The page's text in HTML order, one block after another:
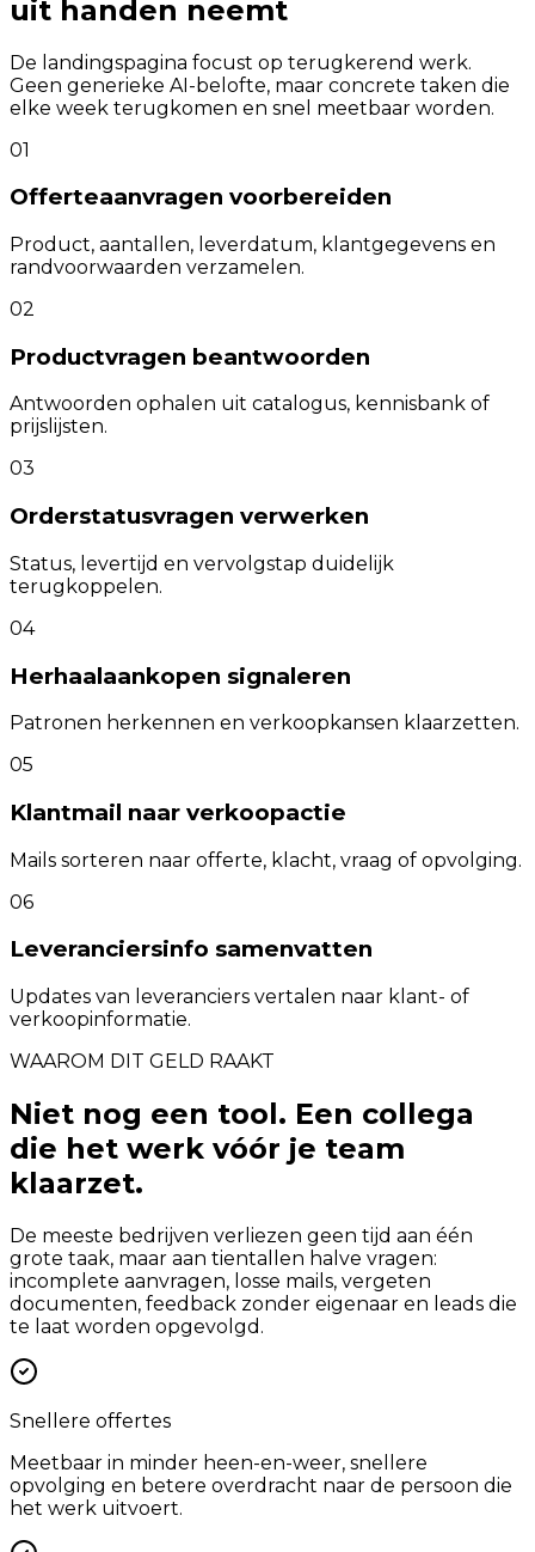
uit handen neemt
De landingspagina focust op terugkerend werk.
Geen generieke AI-belofte, maar concrete taken die
elke week terugkomen en snel meetbaar worden.
01
Offerteaanvragen voorbereiden
Product, aantallen, leverdatum, klantgegevens en
randvoorwaarden verzamelen.
02
Productvragen beantwoorden
Antwoorden ophalen uit catalogus, kennisbank of
prijslijsten.
03
Orderstatusvragen verwerken
Status, levertijd en vervolgstap duidelijk
terugkoppelen.
04
Herhaalaankopen signaleren
Patronen herkennen en verkoopkansen klaarzetten.
05
Klantmail naar verkoopactie
Mails sorteren naar offerte, klacht, vraag of opvolging.
06
Leveranciersinfo samenvatten
Updates van leveranciers vertalen naar klant- of
verkoopinformatie.
WAAROM DIT GELD RAAKT
Niet nog een tool. Een collega
die het werk vóór je team
klaarzet.
De meeste bedrijven verliezen geen tijd aan één
grote taak, maar aan tientallen halve vragen:
incomplete aanvragen, losse mails, vergeten
documenten, feedback zonder eigenaar en leads die
te laat worden opgevolgd.
Snellere offertes
Meetbaar in minder heen-en-weer, snellere
opvolging en betere overdracht naar de persoon die
het werk uitvoert.